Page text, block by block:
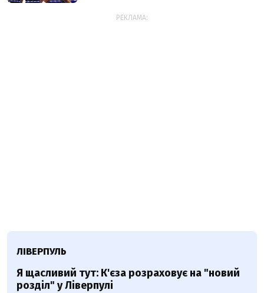
РЕКЛАМА:
ЛІВЕРПУЛЬ
Я щасливий тут: К'єза розраховує на "новий
розділ" у Ліверпулі